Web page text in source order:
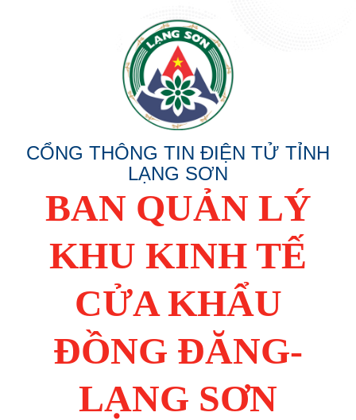
CỔNG THÔNG TIN ĐIỆN TỬ TỈNH
LẠNG SƠN
BAN QUẢN LÝ
KHU KINH TẾ
CỬA KHẨU
ĐỒNG ĐĂNG-
LẠNG SƠN